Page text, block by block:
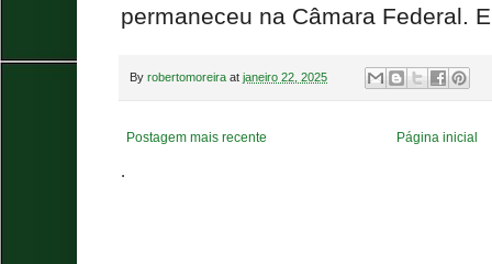
permaneceu na Câmara Federal.
By robertomoreira at janeiro 22, 2025
Postagem mais recente Página inicial
.